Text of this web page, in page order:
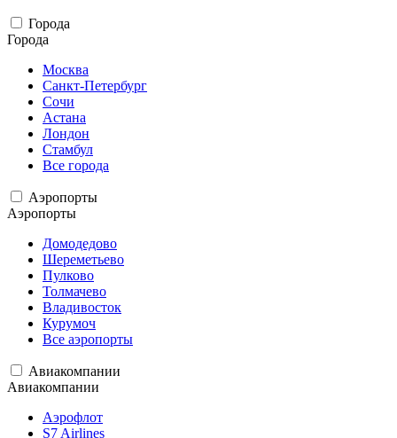
Города
Города
Москва
Санкт-Петербург
Сочи
Астана
Лондон
Стамбул
Все города
Аэропорты
Аэропорты
Домодедово
Шереметьево
Пулково
Толмачево
Владивосток
Курумоч
Все аэропорты
Авиакомпании
Авиакомпании
Аэрофлот
S7 Airlines